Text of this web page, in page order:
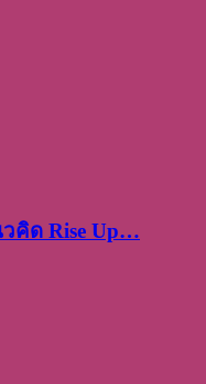
วคิด Rise Up…